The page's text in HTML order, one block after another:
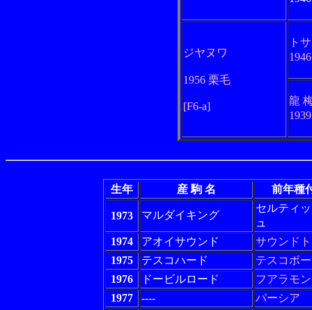
ジヤヌワ
1956 栗毛
[F6-a]
ト
龍
生年 産 駒 名 前年種
1973 マルダイキング
セルティ
ュ
1974
アオイサウンド
サウンド
1975
テスコハード
テスコボ
1976
ドービルロード
フアラモ
1977
----
パーシア